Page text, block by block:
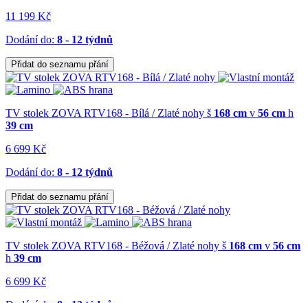
11 199 Kč
Dodání do: 8 - 12 týdnů
Přidat do seznamu přání
TV stolek ZOVA RTV168 - Bílá / Zlaté nohy š 168 cm v 56 cm h
39 cm
6 699 Kč
Dodání do: 8 - 12 týdnů
Přidat do seznamu přání
TV stolek ZOVA RTV168 - Béžová / Zlaté nohy š 168 cm v 56 cm
h 39 cm
6 699 Kč